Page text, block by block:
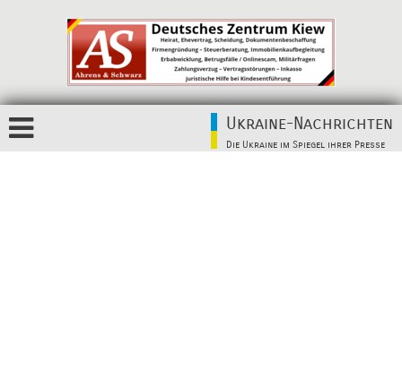
Ukraine-Nachrichten
Die Ukraine im Spiegel ihrer Presse